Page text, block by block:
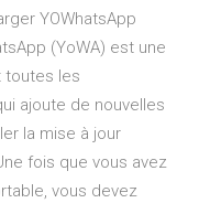
YOWhatsApp
(YoWA) est une
toutes les
ajoute de nouvelles
la mise à jour
fois que vous avez
vous devez